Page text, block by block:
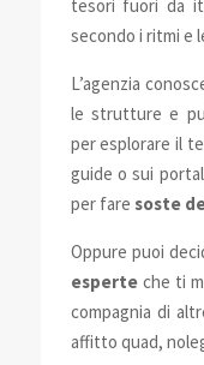
tesori fuori da
secondo i ritmi e
L’agenzia
le strutture e
per esplorare il
guide o sui
per fare soste
Oppure puoi
esperteche ti
compagnia di
affitto quad,